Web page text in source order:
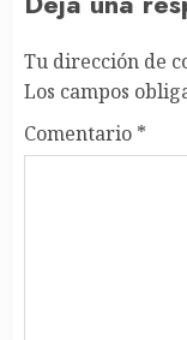
Tu dirección de
Los campos
Comentario *